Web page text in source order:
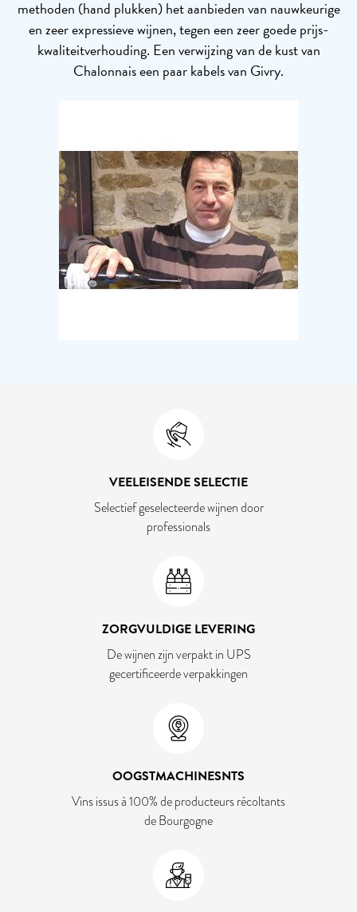
methoden (hand plukken) het aanbieden van nauwkeurige
en zeer expressieve wijnen, tegen een zeer goede prijs-
kwaliteitverhouding. Een verwijzing van de kust van
Chalonnais een paar kabels van Givry.
VEELEISENDE SELECTIE
Selectief geselecteerde wijnen door
professionals
ZORGVULDIGE LEVERING
De wijnen zijn verpakt in UPS
gecertificeerde verpakkingen
OOGSTMACHINESNTS
Vins issus à 100% de producteurs récoltants
de Bourgogne